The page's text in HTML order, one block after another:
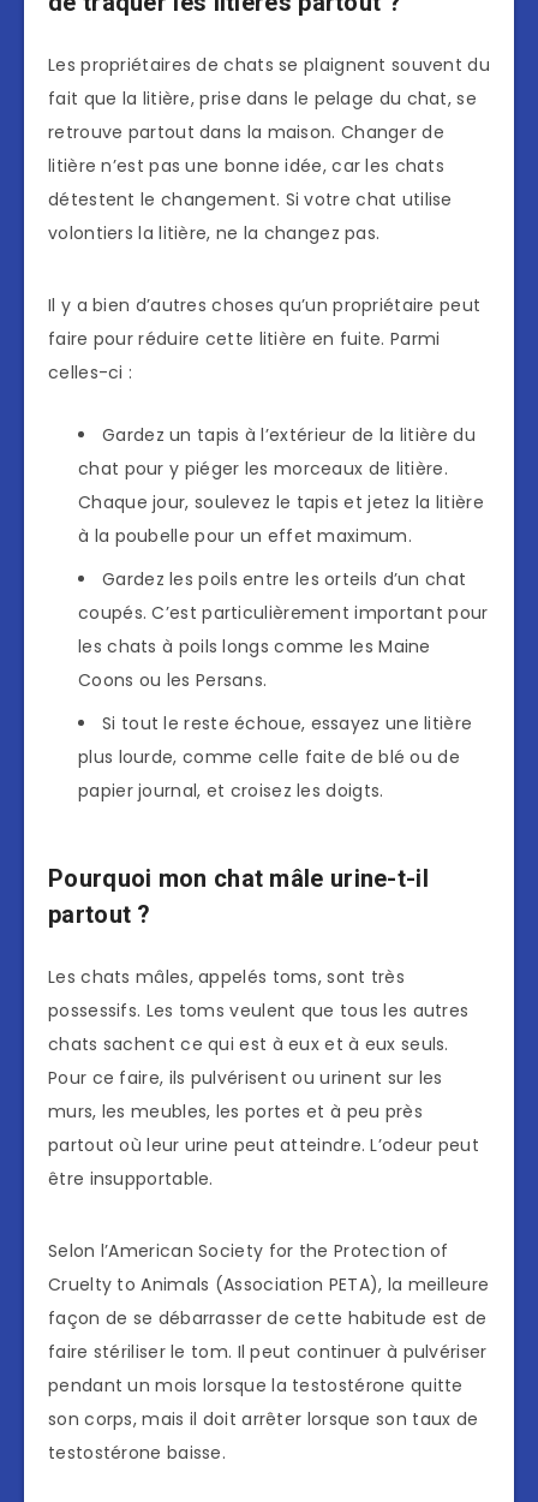
Les propriétaires de chats se plaignent souvent du
fait que la litière, prise dans le pelage du chat, se
retrouve partout dans la maison. Changer de
litière n’est pas une bonne idée, car les chats
détestent le changement. Si votre chat utilise
volontiers la litière, ne la changez pas.
Il y a bien d’autres choses qu’un propriétaire peut
faire pour réduire cette litière en fuite. Parmi
celles-ci :
Gardez un tapis à l’extérieur de la litière du
chat pour y piéger les morceaux de litière.
Chaque jour, soulevez le tapis et jetez la litière
à la poubelle pour un effet maximum.
Gardez les poils entre les orteils d’un chat
coupés. C’est particulièrement important pour
les chats à poils longs comme les Maine
Coons ou les Persans.
Si tout le reste échoue, essayez une litière
plus lourde, comme celle faite de blé ou de
papier journal, et croisez les doigts.
Pourquoi mon chat mâle urine-t-il
partout ?
Les chats mâles, appelés toms, sont très
possessifs. Les toms veulent que tous les autres
chats sachent ce qui est à eux et à eux seuls.
Pour ce faire, ils pulvérisent ou urinent sur les
murs, les meubles, les portes et à peu près
partout où leur urine peut atteindre. L’odeur peut
être insupportable.
Selon l’American Society for the Protection of
Cruelty to Animals (Association PETA), la meilleure
façon de se débarrasser de cette habitude est de
faire stériliser le tom. Il peut continuer à pulvériser
pendant un mois lorsque la testostérone quitte
son corps, mais il doit arrêter lorsque son taux de
testostérone baisse.